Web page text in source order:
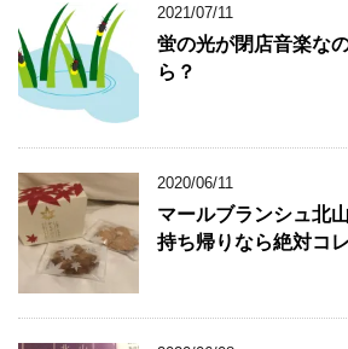
2021/07/11
蛍の光が閉店音楽な
ら？
2020/06/11
マールブランシュ北
持ち帰りなら絶対コレ